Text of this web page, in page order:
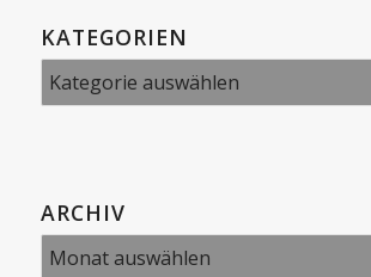
KATEGORIEN
Kategorien
ARCHIV